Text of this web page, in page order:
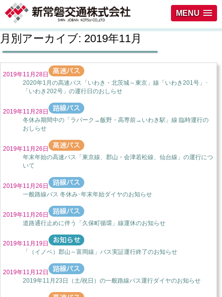
MENU
月別アーカイブ: 2019年11月
2019年11月28日
2020年1月の高速バス「いわき・北茨城～東京」線「いわき201号」･
「いわき202号」の運行日のおしらせ
2019年11月28日
冬休み期間中の「ラパーク→飯野・高専前→いわき駅」線 臨時運行の
おしらせ
2019年11月26日
年末年始の高速バス「東京線、郡山・会津若松線、仙台線」の運行につ
いて
2019年11月26日
一般路線バス 冬休み･年末年始ダイヤのお知らせ
2019年11月26日
道路通行止めに伴う「久保町循環」線運休のお知らせ
2019年11月19日
「（イノベ）郡山～富岡線」バス実証運行終了のお知らせ
2019年11月12日
2019年11月23日（土/祝日）の一般路線バス運行ダイヤのお知らせ